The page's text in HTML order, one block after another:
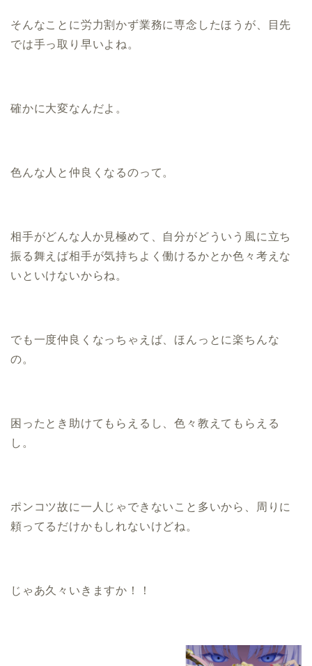
そんなことに労力割かず業務に専念したほうが、目先
では手っ取り早いよね。
確かに大変なんだよ。
色んな人と仲良くなるのって。
相手がどんな人か見極めて、自分がどういう風に立ち
振る舞えば相手が気持ちよく働けるかとか色々考えな
いといけないからね。
でも一度仲良くなっちゃえば、ほんっとに楽ちんな
の。
困ったとき助けてもらえるし、色々教えてもらえる
し。
ポンコツ故に一人じゃできないこと多いから、周りに
頼ってるだけかもしれないけどね。
じゃあ久々いきますか！！